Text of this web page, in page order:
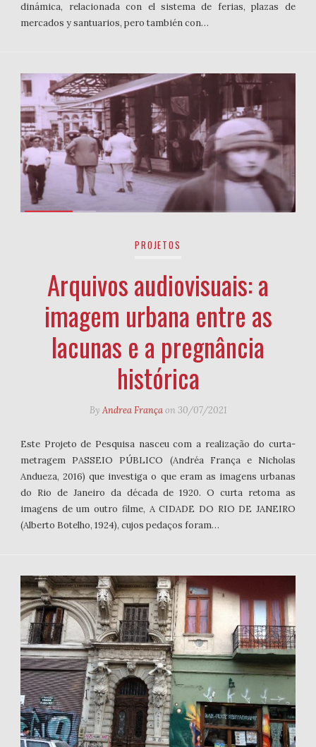
dinámica, relacionada con el sistema de ferias, plazas de
mercados y santuarios, pero también con…
PROJETOS
Arquivos audiovisuais: a
imagem urbana entre as
lacunas e a pregnância
histórica
By Andrea França on30/07/2021
Este Projeto de Pesquisa nasceu com a realização do curta-
metragem PASSEIO PÚBLICO (Andréa França e Nicholas
Andueza, 2016) que investiga o que eram as imagens urbanas
do Rio de Janeiro da década de 1920. O curta retoma as
imagens de um outro filme, A CIDADE DO RIO DE JANEIRO
(Alberto Botelho, 1924), cujos pedaços foram…